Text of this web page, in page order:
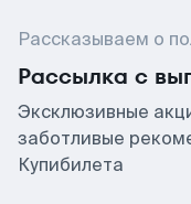
Рассказываем о
Рассылка с
Эксклюзивные
заботливые
Купибилета